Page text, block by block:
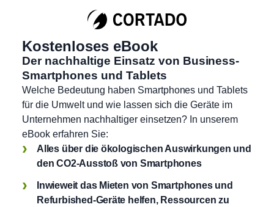
Kostenloses eBook
Der nachhaltige Einsatz von Business-
Smartphones und Tablets
Welche Bedeutung haben Smartphones und Tablets
für die Umwelt und wie lassen sich die Geräte im
Unternehmen nachhaltiger einsetzen? In unserem
eBook erfahren Sie:
Alles über die ökologischen Auswirkungen und
den CO2-Ausstoß von Smartphones
Inwieweit das Mieten von Smartphones und
Refurbished-Geräte helfen, Ressourcen zu